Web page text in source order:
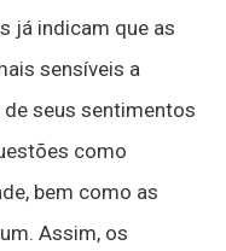
já indicam que as
sensíveis a
seus sentimentos
como
bem como as
Assim, os